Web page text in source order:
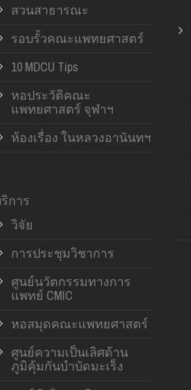
สวนสาธารณะ
รอบรั้วคณะแพทยศาสตร์
10 MDCU Tips
หอประวัติคณะ
แพทยศาสตร์ จุฬาฯ
ห้องเรื่อง ในหลวงอานันทฯ
การ
วิจัย
การประชุมวิชาการ
ศูนย์นวัตกรรมทางการ
แพทย์ CMIC
หอสมุดคณะแพทยศาสตร์
ศูนย์ความเป็นเลิศด้าน
ภูมิคุ้มกันบำบัดมะเร็ง